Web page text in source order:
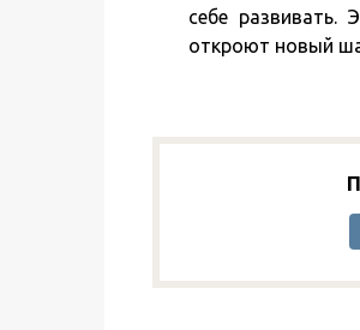
себе развивать.
откроют новый